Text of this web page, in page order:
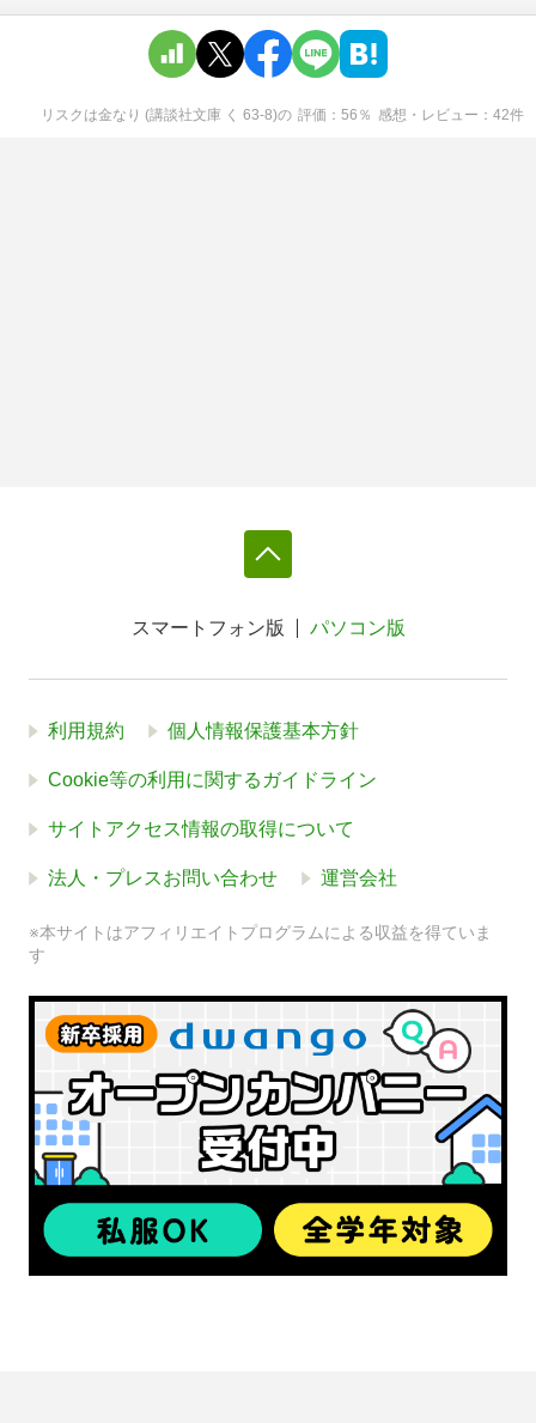
リスクは金なり (講談社文庫 く 63-8)の 評価 56 ％ 感想・レビュー 42件
スマートフォン版 パソコン版
利用規約 個人情報保護基本方針
Cookie等の利用に関するガイドライン
サイトアクセス情報の取得について
法人・プレスお問い合わせ 運営会社
※本サイトはアフィリエイトプログラムによる収益を得ていま
す